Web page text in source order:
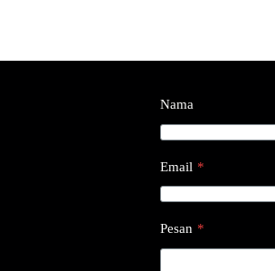
Nama
Email *
Pesan *